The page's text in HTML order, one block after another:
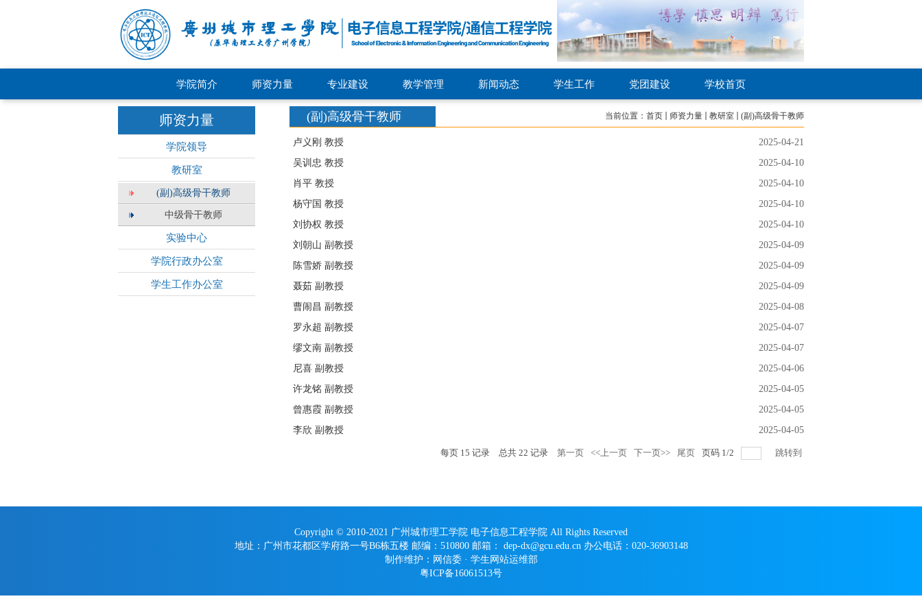
学院简介 师资力量 专业建设 教学管理 新闻动态 学生工作 党团建设 学校首页
师资力量
学院领导
教研室
(副)高级骨干教师
中级骨干教师
实验中心
学院行政办公室
学生工作办公室
(副)高级骨干教师 当前位置： 首页 师资力量 教研室 (副)高级骨干教师
卢义刚 教授
2025-04-21
吴训忠 教授
2025-04-10
肖平 教授
2025-04-10
杨守国 教授
2025-04-10
刘协权 教授
2025-04-10
刘朝山 副教授
2025-04-09
陈雪娇 副教授
2025-04-09
聂茹 副教授
2025-04-09
曹闹昌 副教授
2025-04-08
罗永超 副教授
2025-04-07
缪文南 副教授
2025-04-07
尼喜 副教授
2025-04-06
许龙铭 副教授
2025-04-05
曾惠霞 副教授
2025-04-05
李欣 副教授
2025-04-05
每页 15 记录 总共 22 记录 第一页 <<上一页 下一页>> 尾页 页码 1/2 跳转到
Copyright © 2010-2021 广州城市理工学院 电子信息工程学院 All Rights Reserved
地址：广州市花都区学府路一号B6栋五楼 邮编：510800 邮箱： dep-dx@gcu.edu.cn 办公电话：020-36903148
制作维护：网信委 · 学生网站运维部
粤ICP备16061513号